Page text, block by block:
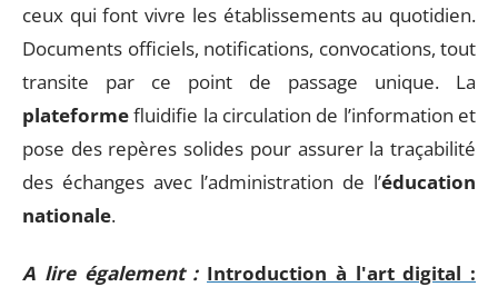
ceux qui font vivre les établissements au quotidien.
Documents officiels, notifications, convocations, tout
transite par ce point de passage unique. La
plateformefluidifie la circulation de l’information et
pose des repères solides pour assurer la traçabilité
des échanges avec l’administration de l’éducation
nationale.
A lire également : Introduction à l'art digital :